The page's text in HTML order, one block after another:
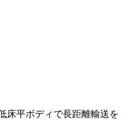
床平ボディで長距離輸送を